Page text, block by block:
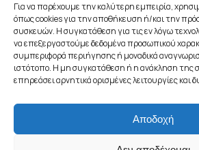
Για να παρέχουμε την καλύτερη εμπειρία,
όπως cookies για την αποθήκευση ή/και την
συσκευών. Η συγκατάθεση για τις εν λόγω
να επεξεργαστούμε δεδομένα προσωπικού
συμπεριφορά περιήγησης ή μοναδικά
ιστότοπο. Η μη συγκατάθεση ή η ανάκληση της
επηρεάσει αρνητικά ορισμένες λειτουργίες και
Αποδοχή
footer_menu
© 2026 - Γραφείο ΤΠΕ Δήμου